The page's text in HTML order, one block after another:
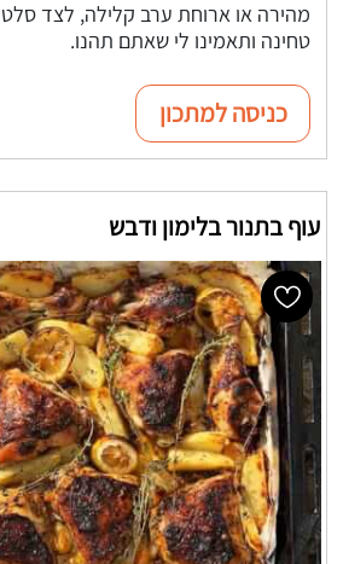
מהירה או ארוחת ערב קלילה, לצד
טחינה ותאמינו לי שאתם תהנו.
כניסה למתכון
עוף בתנור בלימון ודבש